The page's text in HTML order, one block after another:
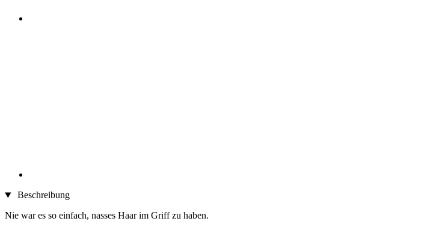
Beschreibung
Nie war es so einfach, nasses Haar im Griff zu haben.